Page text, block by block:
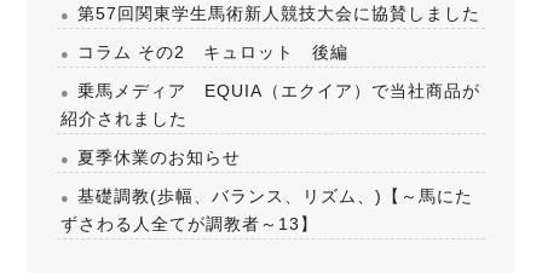
第57回関東学生馬術新人競技大会に協賛しました
コラム その2 キュロット 後編
乗馬メディア EQUIA（エクイア）で当社商品が
紹介されました
夏季休業のお知らせ
基礎調教(歩幅、バランス、リズム、)【～馬にた
ずさわる人全てが調教者～13】